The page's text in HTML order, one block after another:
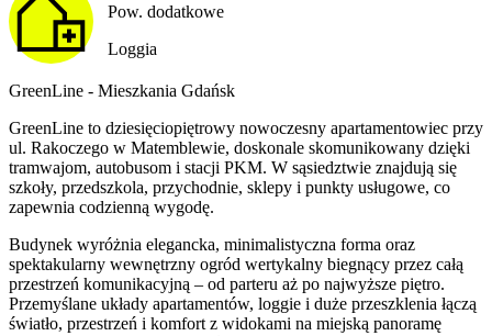
Pow. dodatkowe
Loggia
GreenLine - Mieszkania Gdańsk
GreenLine to dziesięciopiętrowy nowoczesny apartamentowiec przy
ul. Rakoczego w Matemblewie, doskonale skomunikowany dzięki
tramwajom, autobusom i stacji PKM. W sąsiedztwie znajdują się
szkoły, przedszkola, przychodnie, sklepy i punkty usługowe, co
zapewnia codzienną wygodę.
Budynek wyróżnia elegancka, minimalistyczna forma oraz
spektakularny wewnętrzny ogród wertykalny biegnący przez całą
przestrzeń komunikacyjną – od parteru aż po najwyższe piętro.
Przemyślane układy apartamentów, loggie i duże przeszklenia łączą
światło, przestrzeń i komfort z widokami na miejską panoramę